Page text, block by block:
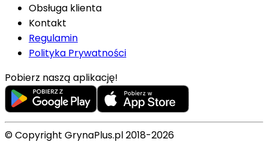
Obsługa klienta
Kontakt
Regulamin
Polityka Prywatności
Pobierz naszą aplikację!
© Copyright GrynaPlus.pl 2018-2026